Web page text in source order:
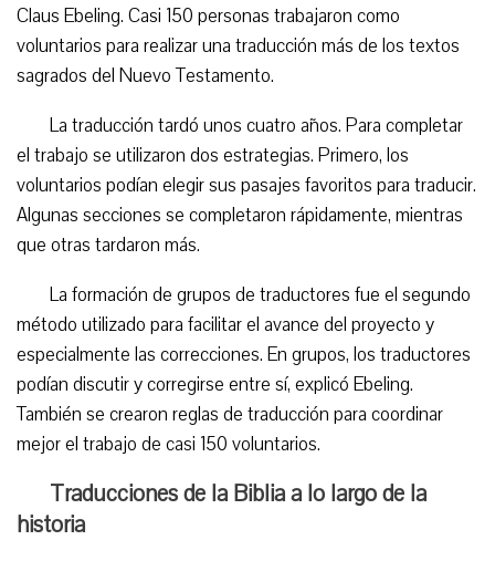
Claus Ebeling. Casi 150 personas trabajaron como
voluntarios para realizar una traducción más de los textos
sagrados del Nuevo Testamento.
La traducción tardó unos cuatro años. Para completar
el trabajo se utilizaron dos estrategias. Primero, los
voluntarios podían elegir sus pasajes favoritos para traducir.
Algunas secciones se completaron rápidamente, mientras
que otras tardaron más.
La formación de grupos de traductores fue el segundo
método utilizado para facilitar el avance del proyecto y
especialmente las correcciones. En grupos, los traductores
podían discutir y corregirse entre sí, explicó Ebeling.
También se crearon reglas de traducción para coordinar
mejor el trabajo de casi 150 voluntarios.
Traducciones de la Biblia a lo largo de la
historia